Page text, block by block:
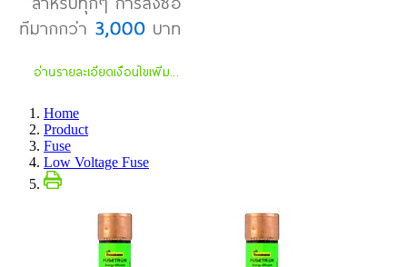
Home
Product
Fuse
Low Voltage Fuse